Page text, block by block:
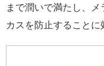
まで潤いで満たし、
カスを防止することに